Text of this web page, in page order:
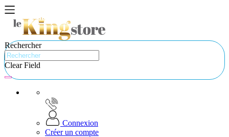
Rechercher
Clear Field
Connexion
Créer un compte